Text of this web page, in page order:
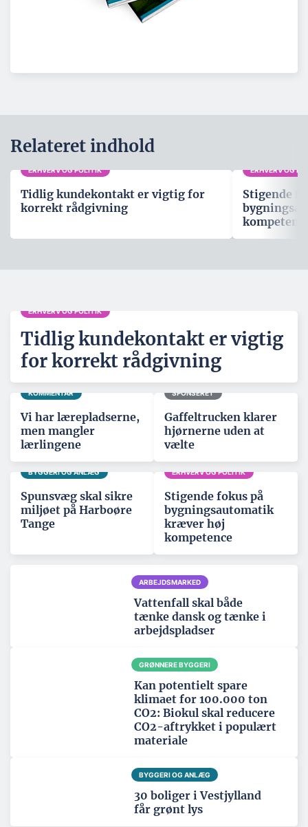
Relateret indhold
ERHVERV OG POLITIK
Tidlig kundekontakt er vigtig for
korrekt rådgivning
ERHVERV OG
Stigende
ERHVERV OG POLITIK
Tidlig kundekontakt er vigtig
for korrekt rådgivning
KOMMENTAR
Vi har lærepladserne,
men mangler
lærlingene
SPONSERET
Gaffeltrucken klarer
hjørnerne uden at
vælte
BYGGERI OG ANLÆG
Spunsvæg skal sikre
miljøet på Harboøre
Tange
ERHVERV OG POLITIK
Stigende fokus på
bygningsautomatik
kræver høj
kompetence
ARBEJDSMARKED
Vattenfall skal både
tænke dansk og tænke i
arbejdspladser
GRØNNERE BYGGERI
Kan potentielt spare
klimaet for 100.000 ton
CO2: Biokul skal reducere
CO2-aftrykket i populært
materiale
BYGGERI OG ANLÆG
30 boliger i Vestjylland
får grønt lys